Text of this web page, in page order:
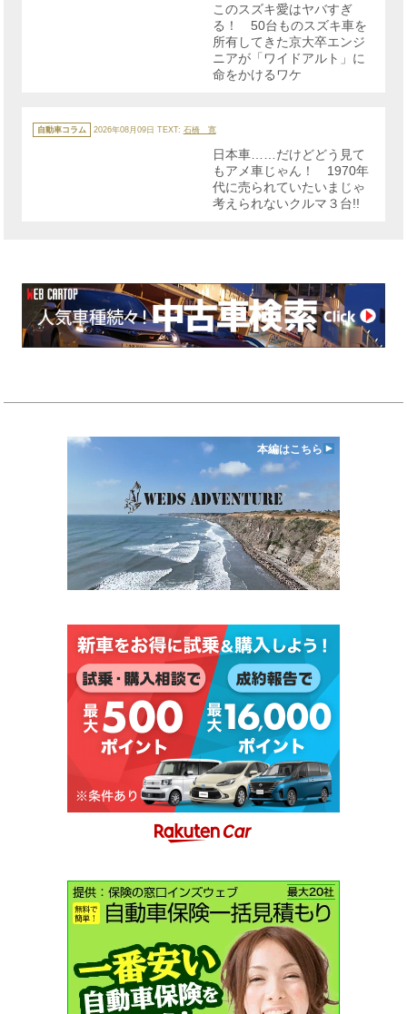
このスズキ愛はヤバすぎ
る！ 50台ものスズキ車を
所有してきた京大卒エンジ
ニアが「ワイドアルト」に
命をかけるワケ
テ
ゴ
自動車コラム 2026年08月09日 TEXT: 石橋 寛
日本車……だけどどう見て
もアメ車じゃん！ 1970年
代に売られていたいまじゃ
考えられないクルマ３台!!
本編はこちら